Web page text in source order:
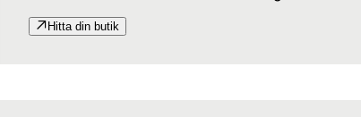
Hitta din butik